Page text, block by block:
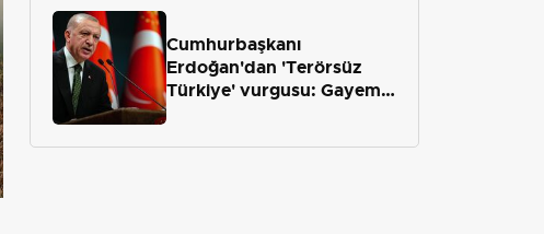
Cumhurbaşkanı
Erdoğan'dan 'Terörsüz
Türkiye' vurgusu: Gayemiz